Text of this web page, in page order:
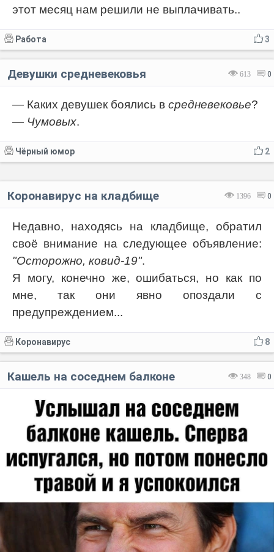
этот месяц нам решили не выплачивать..
3
Работа
613 0
Девушки средневековья
— Каких девушек боялись в средневековье?
— Чумовых.
2
Чёрный юмор
1396 0
Коронавирус на кладбище
Недавно, находясь на кладбище, обратил
своё внимание на следующее объявление:
"Осторожно, ковид-19".
Я могу, конечно же, ошибаться, но как по
мне, так они явно опоздали с
предупреждением...
8
Коронавирус
348 0
Кашель на соседнем балконе